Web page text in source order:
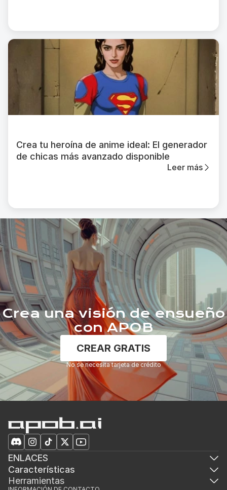
Crea tu heroína de anime ideal: El generador
de chicas más avanzado disponible
Leer más
Crea una visión de ensueño
con APOB
CREAR GRATIS
No se necesita tarjeta de crédito
ENLACES
Características
Herramientas